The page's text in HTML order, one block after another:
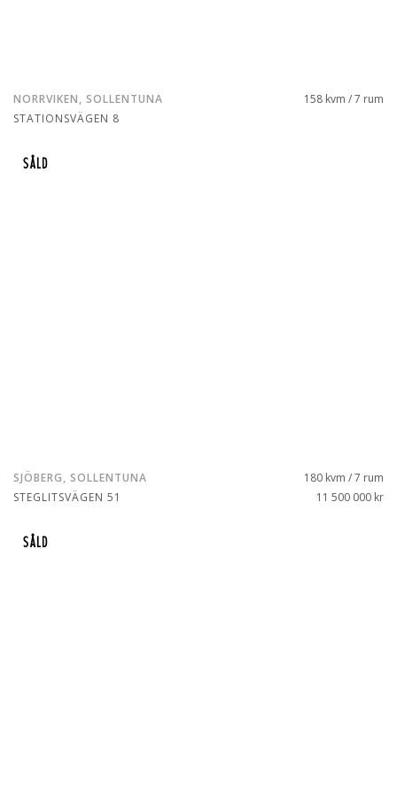
NORRVIKEN, SOLLENTUNA
STATIONSVÄGEN 8
158 kvm / 7 rum
SÅLD
SJÖBERG, SOLLENTUNA
STEGLITSVÄGEN 51
180 kvm / 7 rum
11 500 000 kr
SÅLD